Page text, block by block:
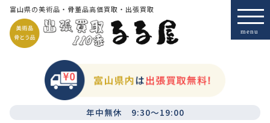
富山県の美術品・骨董品高価買取・出張買取
年中無休 9:30～19:00